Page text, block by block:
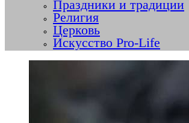
Праздники и традиции
Религия
Церковь
Искусство Pro-Life